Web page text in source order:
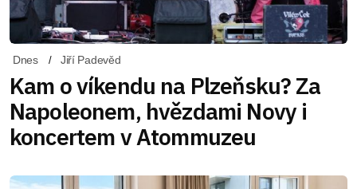
Dnes Jiří Padevěd
Kam o víkendu na Plzeňsku? Za
Napoleonem, hvězdami Novy i
koncertem v Atommuzeu